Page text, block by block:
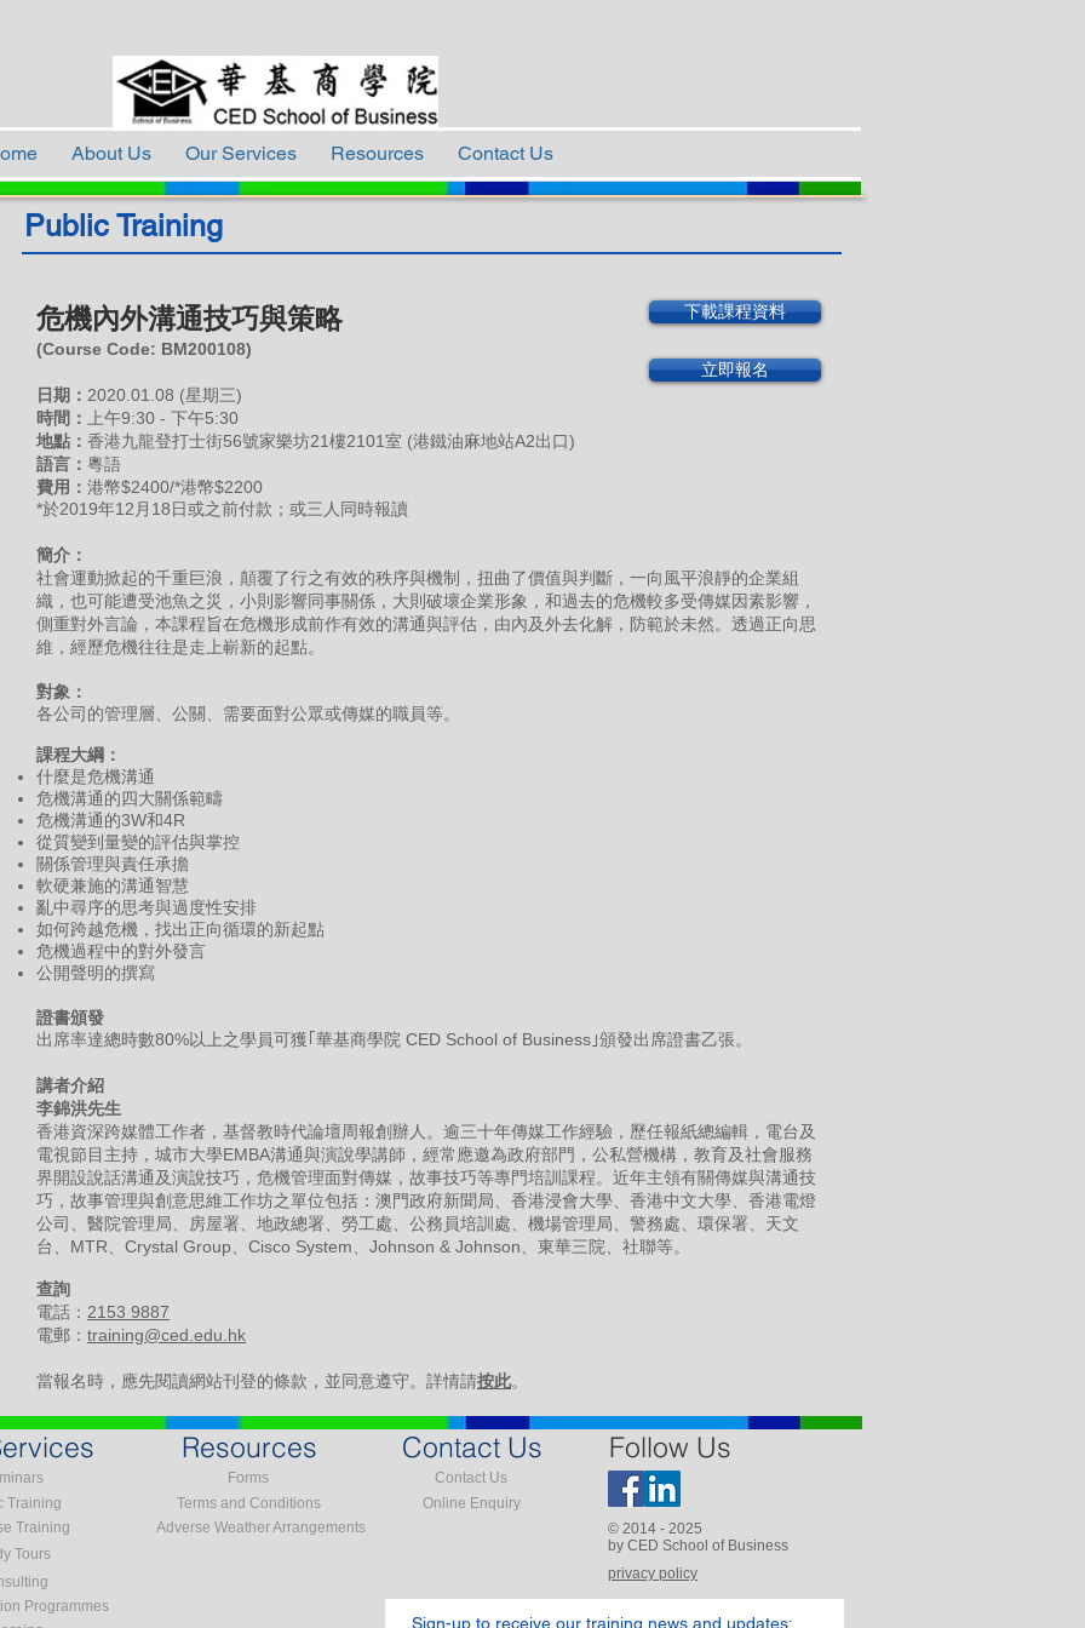
About Us Our Services Resources Contact Us
Public Training
危機內外溝通技巧與策略
(Course Code: BM200108)
日期： 2020.01.08 (星期三)
時間：
上午9:30 - 下午5:30
地點： 香港九龍登打士街56號家樂坊21樓2101室 (港鐵油麻地站A2出口)
語言： 粵語
費用 ： 港幣$2400/*港幣$2200
*於2019年12月18日或之前付款；或三人同時報讀
簡介：
社會運動掀起的千重巨浪，顛覆了行之有效的秩序與機制，扭曲了價值與判斷，一向風平浪靜的企業組
織，也可能遭受池魚之災，小則影響同事關係，大則破壞企業形象，和過去的危機較多受傳媒因素影響，
側重對外言論，本課程旨在危機形成前作有效的溝通與評估，由內及外去化解，防範於未然。透過正向思
維，經歷危機往往是走上嶄新的起點。
對象：
各公司的管理層、公關、需要面對公眾或傳媒的職員等。
課程大綱：
什麼是危機溝通
危機溝通的四大關係範疇
危機溝通的3W和4R
從質變到量變的評估與掌控
關係管理與責任承擔
軟硬兼施的溝通智慧
亂中尋序的思考與過度性安排
如何跨越危機，找出正向循環的新起點
危機過程中的對外發言
公開聲明的撰寫
證書頒發
出席率達總時數80%以上之學員可獲｢華基商學院 CED School of Business｣頒發出席證書乙張。
講者介紹
李錦洪先生
香港資深跨媒體工作者，基督教時代論壇周報創辦人。逾三十年傳媒工作經驗，歷任報紙總編輯，電台及
電視節目主持，城市大學EMBA溝通與演說學講師，經常應邀為政府部門，公私營機構，教育及社會服務
界開設說話溝通及演說技巧，危機管理面對傳媒，故事技巧等專門培訓課程。近年主領有關傳媒與溝通技
巧，故事管理與創意思維工作坊之單位包括：澳門政府新聞局、香港浸會大學、香港中文大學、香港電燈
公司、醫院管理局、房屋署、地政總署、勞工處、公務員培訓處、機場管理局、警務處、環保署、天文
台、MTR、Crystal Group、Cisco System、Johnson & Johnson、東華三院、社聯等。
查詢
電話： 2153 9887
電郵： training@ced.edu.hk
當報名時，應先閱讀網站刊登的條款，並同意遵守。詳情請按此。
下載課程資料
立即報名
Training
Training
Tours
Resources
Forms
Terms and Conditions
Contact Us
Contact Us
Online Enquiry
Adverse Weather Arrangements
Follow Us
© 2014 - 2025
by CED School of Business
privacy policy
Programmes
Sign-up to receive our training news and updates: